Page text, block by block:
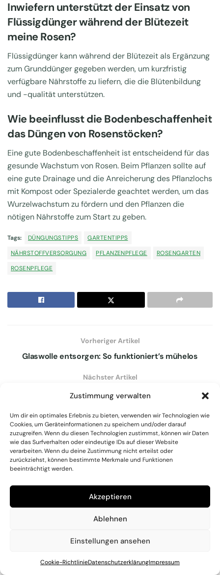
Zustimmung verwalten
Um dir ein optimales Erlebnis zu bieten, verwenden wir Technologien wie
Cookies, um Geräteinformationen zu speichern und/oder darauf
zuzugreifen. Wenn du diesen Technologien zustimmst, können wir Daten
wie das Surfverhalten oder eindeutige IDs auf dieser Website
verarbeiten. Wenn du deine Zustimmung nicht erteilst oder
zurückziehst, können bestimmte Merkmale und Funktionen
beeinträchtigt werden.
Akzeptieren
Ablehnen
Einstellungen ansehen
Cookie-RichtlinieDatenschutzerklärungImpressum
Inwiefern unterstützt der Einsatz von
Flüssigdünger während der Blütezeit
meine Rosen?
Flüssigdünger kann während der Blütezeit als Ergänzung
zum Grunddünger gegeben werden, um kurzfristig
verfügbare Nährstoffe zu liefern, die die Blütenbildung
und -qualität unterstützen.
Wie beeinflusst die Bodenbeschaffenheit
das Düngen von Rosenstöcken?
Eine gute Bodenbeschaffenheit ist entscheidend für das
gesunde Wachstum von Rosen. Beim Pflanzen sollte auf
eine gute Drainage und die Anreicherung des Pflanzlochs
mit Kompost oder Spezialerde geachtet werden, um das
Wurzelwachstum zu fördern und den Pflanzen die
nötigen Nährstoffe zum Start zu geben.
Tags: DÜNGUNGSTIPPS
GARTENTIPPS
NÄHRSTOFFVERSORGUNG
PFLANZENPFLEGE
ROSENGARTEN
ROSENPFLEGE
Vorheriger Artikel
Glaswolle entsorgen: So funktioniert’s mühelos
Nächster Artikel
Lavendel im Garten: Die besten Ideen
ÄhnlicheBeiträge
Getrockneter Lavendel Ideen: Kreative Tipps
Lavendel im Garten: Die besten Ideen
28. AUGUST 2024 0